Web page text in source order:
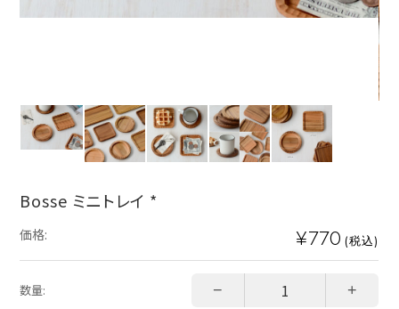
Bosse ミニトレイ *
価格: ¥770 (税込)
数量: − +